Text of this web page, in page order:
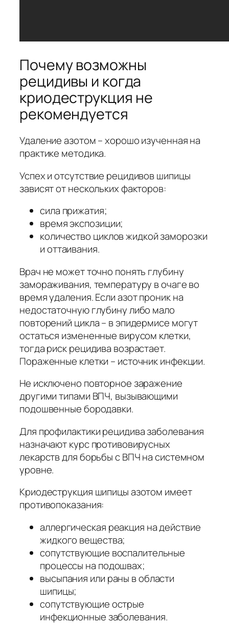
Почему возможны
рецидивы и когда
криодеструкция не
рекомендуется
Удаление азотом – хорошо изученная на
практике методика.
Успех и отсутствие рецидивов шипицы
зависят от нескольких факторов:
сила прижатия;
время экспозиции;
количество циклов жидкой заморозки
и оттаивания.
Врач не может точно понять глубину
замораживания, температуру в очаге во
время удаления. Если азот проник на
недостаточную глубину либо мало
повторений цикла – в эпидермисе могут
остаться измененные вирусом клетки,
тогда риск рецидива возрастает.
Пораженные клетки – источник инфекции.
Не исключено повторное заражение
другими типами ВПЧ, вызывающими
подошвенные бородавки.
Для профилактики рецидива заболевания
назначают курс противовирусных
лекарств для борьбы с ВПЧ на системном
уровне.
Криодеструкция шипицы азотом имеет
противопоказания:
аллергическая реакция на действие
жидкого вещества;
сопутствующие воспалительные
процессы на подошвах;
высыпания или раны в области
шипицы;
сопутствующие острые
инфекционные заболевания.